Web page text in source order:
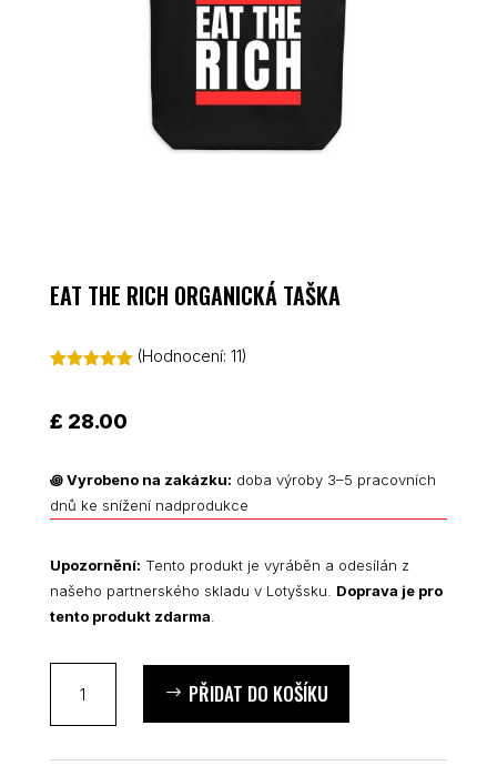
EAT THE RICH ORGANICKÁ TAŠKA
základě
hodnocení
(Hodnocení:11)
£ 28.00
꩜Vyrobeno na zakázku: doba výroby 3–5 pracovních
dnů ke snížení nadprodukce
Upozornění: Tento produkt je vyráběn a odesílán z
našeho partnerského skladu v Lotyšsku. Doprava je pro
tento produkt zdarma
Rich
PŘIDAT DO KOŠÍKU